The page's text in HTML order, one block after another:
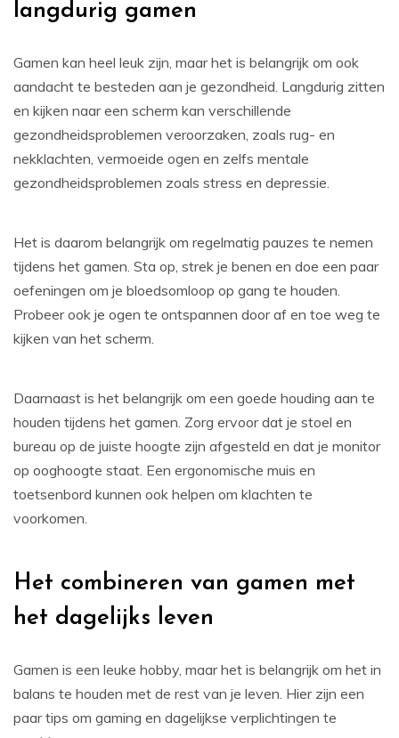
langdurig gamen
Gamen kan heel leuk zijn, maar het is belangrijk om ook
aandacht te besteden aan je gezondheid. Langdurig zitten
en kijken naar een scherm kan verschillende
gezondheidsproblemen veroorzaken, zoals rug- en
nekklachten, vermoeide ogen en zelfs mentale
gezondheidsproblemen zoals stress en depressie.
Het is daarom belangrijk om regelmatig pauzes te nemen
tijdens het gamen. Sta op, strek je benen en doe een paar
oefeningen om je bloedsomloop op gang te houden.
Probeer ook je ogen te ontspannen door af en toe weg te
kijken van het scherm.
Daarnaast is het belangrijk om een goede houding aan te
houden tijdens het gamen. Zorg ervoor dat je stoel en
bureau op de juiste hoogte zijn afgesteld en dat je monitor
op ooghoogte staat. Een ergonomische muis en
toetsenbord kunnen ook helpen om klachten te
voorkomen.
Het combineren van gamen met
het dagelijks leven
Gamen is een leuke hobby, maar het is belangrijk om het in
balans te houden met de rest van je leven. Hier zijn een
paar tips om gaming en dagelijkse verplichtingen te